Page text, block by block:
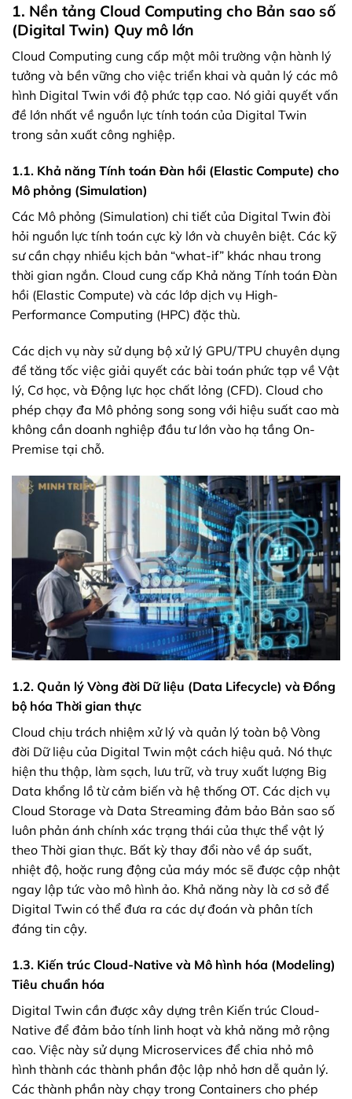
1. Nền tảng Cloud Computing cho Bản sao số
(Digital Twin) Quy mô lớn
Cloud Computing cung cấp một môi trường vận hành lý
tưởng và bền vững cho việc triển khai và quản lý các mô
hình Digital Twin với độ phức tạp cao. Nó giải quyết vấn
đề lớn nhất về nguồn lực tính toán của Digital Twin
trong sản xuất công nghiệp.
1.1. Khả năng Tính toán Đàn hồi (Elastic Compute) cho
Mô phỏng (Simulation)
Các Mô phỏng (Simulation) chi tiết của Digital Twin đòi
hỏi nguồn lực tính toán cực kỳ lớn và chuyên biệt. Các kỹ
sư cần chạy nhiều kịch bản “what-if” khác nhau trong
thời gian ngắn. Cloud cung cấp Khả năng Tính toán Đàn
hồi (Elastic Compute) và các lớp dịch vụ High-
Performance Computing (HPC) đặc thù.
Các dịch vụ này sử dụng bộ xử lý GPU/TPU chuyên dụng
để tăng tốc việc giải quyết các bài toán phức tạp về Vật
lý, Cơ học, và Động lực học chất lỏng (CFD). Cloud cho
phép chạy đa Mô phỏng song song với hiệu suất cao mà
không cần doanh nghiệp đầu tư lớn vào hạ tầng On-
Premise tại chỗ.
1.2. Quản lý Vòng đời Dữ liệu (Data Lifecycle) và Đồng
bộ hóa Thời gian thực
Cloud chịu trách nhiệm xử lý và quản lý toàn bộ Vòng
đời Dữ liệu của Digital Twin một cách hiệu quả. Nó thực
hiện thu thập, làm sạch, lưu trữ, và truy xuất lượng Big
Data khổng lồ từ cảm biến và hệ thống OT. Các dịch vụ
Cloud Storage và Data Streaming đảm bảo Bản sao số
luôn phản ánh chính xác trạng thái của thực thể vật lý
theo Thời gian thực. Bất kỳ thay đổi nào về áp suất,
nhiệt độ, hoặc rung động của máy móc sẽ được cập nhật
ngay lập tức vào mô hình ảo. Khả năng này là cơ sở để
Digital Twin có thể đưa ra các dự đoán và phân tích
đáng tin cậy.
1.3. Kiến trúc Cloud-Native và Mô hình hóa (Modeling)
Tiêu chuẩn hóa
Digital Twin cần được xây dựng trên Kiến trúc Cloud-
Native để đảm bảo tính linh hoạt và khả năng mở rộng
cao. Việc này sử dụng Microservices để chia nhỏ mô
hình thành các thành phần độc lập nhỏ hơn dễ quản lý.
Các thành phần này chạy trong Containers cho phép